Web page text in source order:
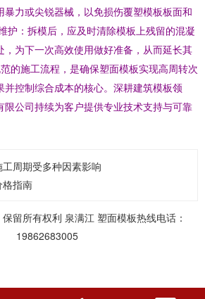
暴力或尖锐器械，以免损伤覆塑模板板面和
护：拆模后，应及时清除模板上残留的混凝
，为下一次高效使用做好准备，从而延长其
的施工流程，是确保塑面模板实现高周转次
并控制综合成本的核心。深耕建筑模板领
限公司持续为客户提供专业技术支持与可靠
周期受多种因素影响
格指南
留所有权利 泉满江 塑面模板热线电话：
19862683005